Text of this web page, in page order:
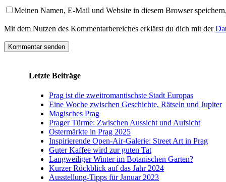
Meinen Namen, E-Mail und Website in diesem Browser
Mit dem Nutzen des Kommentarbereiches erklärst du dich mit der
Letzte Beiträge
Prag ist die zweitromantischste Stadt Europas
Eine Woche zwischen Geschichte, Rätseln und Jupiter
Magisches Prag
Prager Türme: Zwischen Aussicht und Aufsicht
Ostermärkte in Prag 2025
Inspirierende Open-Air-Galerie: Street Art in Prag
Guter Kaffee wird zur guten Tat
Langweiliger Winter im Botanischen Garten?
Kurzer Rückblick auf das Jahr 2024
Ausstellung-Tipps für Januar 2023